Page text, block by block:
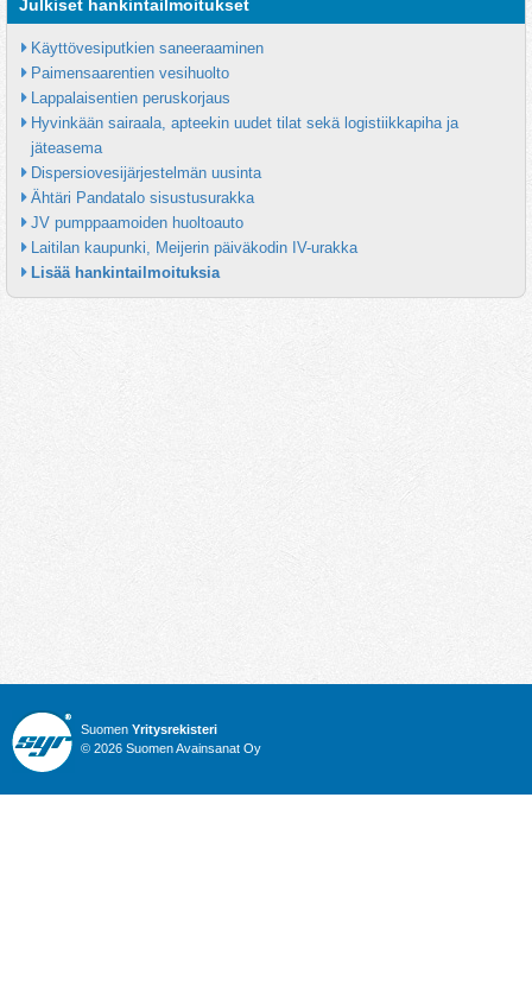
Julkiset hankintailmoitukset
Käyttövesiputkien saneeraaminen
Paimensaarentien vesihuolto
Lappalaisentien peruskorjaus
Hyvinkään sairaala, apteekin uudet tilat sekä logistiikkapiha ja
jäteasema
Dispersiovesijärjestelmän uusinta
Ähtäri Pandatalo sisustusurakka
JV pumppaamoiden huoltoauto
Laitilan kaupunki, Meijerin päiväkodin IV-urakka
Lisää hankintailmoituksia
Suomen Yritysrekisteri
© 2026 Suomen Avainsanat Oy